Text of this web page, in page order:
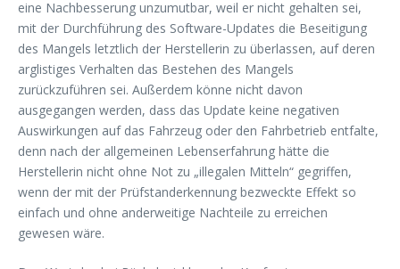
eine Nachbesserung unzumutbar, weil er nicht gehalten sei,
mit der Durchführung des Software-Updates die Beseitigung
des Mangels letztlich der Herstellerin zu überlassen, auf deren
arglistiges Verhalten das Bestehen des Mangels
zurückzuführen sei. Außerdem könne nicht davon
ausgegangen werden, dass das Update keine negativen
Auswirkungen auf das Fahrzeug oder den Fahrbetrieb entfalte,
denn nach der allgemeinen Lebenserfahrung hätte die
Herstellerin nicht ohne Not zu „illegalen Mitteln“ gegriffen,
wenn der mit der Prüfstanderkennung bezweckte Effekt so
einfach und ohne anderweitige Nachteile zu erreichen
gewesen wäre.